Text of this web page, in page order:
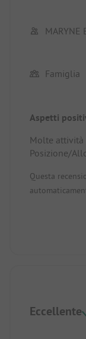
MARYNE
Famiglia
Aspetti
Molte attività
Posizione/
Questa
Eccellente